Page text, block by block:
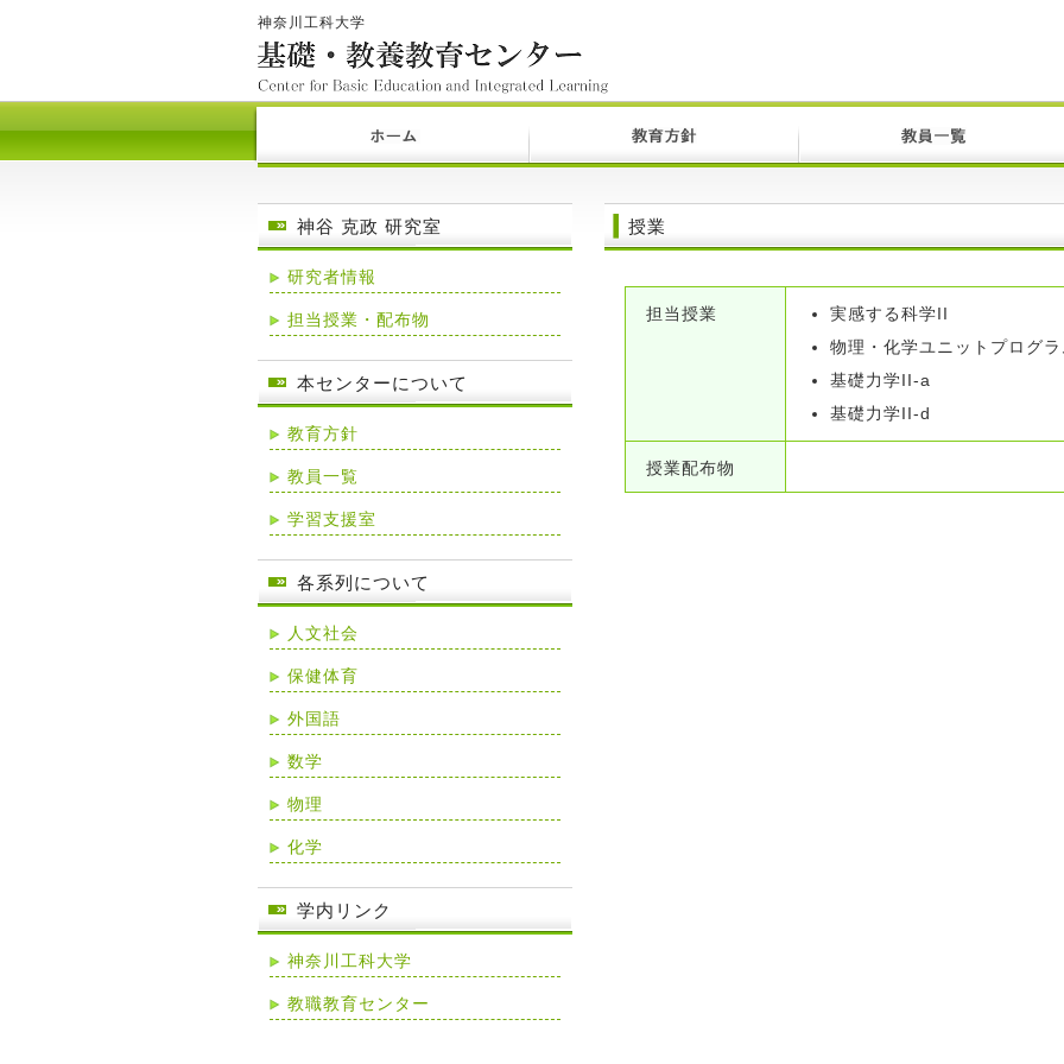
神奈川工科大学
授業
担当授業
実感する科学II
物理・化学ユニットプログ
基礎力学II-a
基礎力学II-d
授業配布物
神谷 克政 研究室
研究者情報
担当授業・配布物
本センターについて
教育方針
教員一覧
学習支援室
各系列について
人文社会
保健体育
外国語
数学
物理
化学
学内リンク
神奈川工科大学
教職教育センター